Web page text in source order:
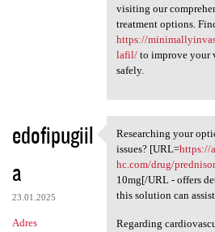
visiting our
treatment options.
https://
lafil/to improve your
safely.
edofipugiil
a
23.01.2025
Adres
Researching
Researching your
issues? [URL=https://
hc.com/drug/
10mg[/URL - offers
this solution can
Regarding